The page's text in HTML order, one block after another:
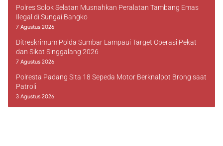
Polres Solok Selatan Musnahkan Peralatan Tambang Emas
Ilegal di Sungai Bangko
7 Agustus 2026
Ditreskrimum Polda Sumbar Lampaui Target Operasi Pekat
dan Sikat Singgalang 2026
7 Agustus 2026
Polresta Padang Sita 18 Sepeda Motor Berknalpot Brong saat
Patroli
3 Agustus 2026